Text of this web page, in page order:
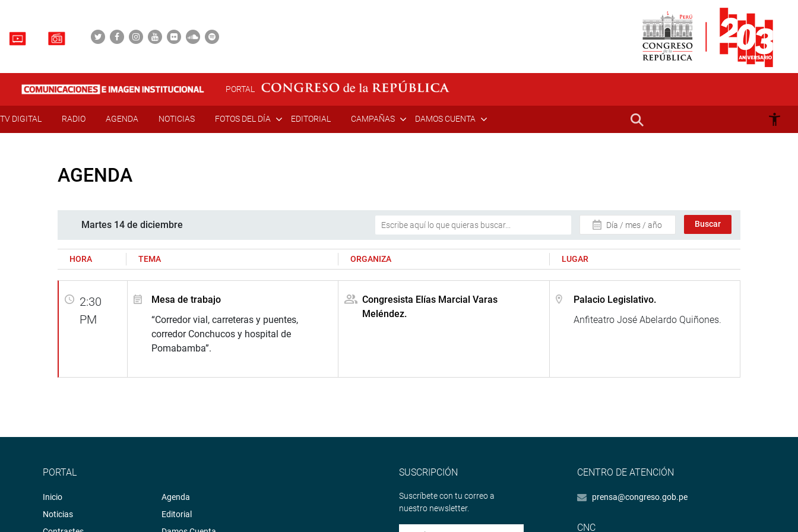
PORTAL
TV DIGITAL RADIO AGENDA NOTICIAS FOTOS DEL DÍA EDITORIAL CAMPAÑAS DAMOS CUENTA
AGENDA
Martes 14 de diciembre Día / mes / año
HORA TEMA ORGANIZA LUGAR
2:30
PM
Mesa de trabajo
“Corredor vial, carreteras y puentes,
corredor Conchucos y hospital de
Pomabamba”.
Congresista Elías Marcial Varas
Meléndez.
Palacio Legislativo.
Anfiteatro José Abelardo Quiñones.
PORTAL
Inicio
Noticias
Agenda
Editorial
SUSCRIPCIÓN
Suscríbete con tu correo a
nuestro newsletter.
CENTRO DE ATENCIÓN
prensa@congreso.gob.pe
CNC